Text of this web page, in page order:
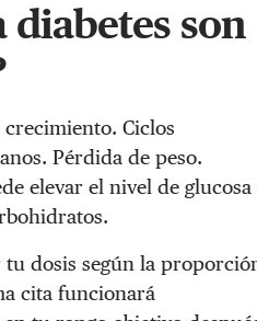
diabetes son
Ciclos
Pérdida de peso.
elevar el nivel de glucosa
tu dosis según la
cita funcionará